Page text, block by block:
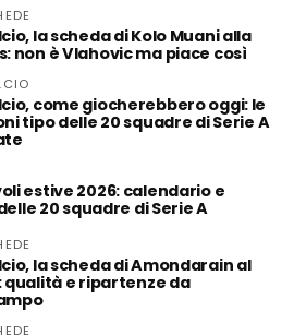
la scheda di Kolo Muani alla
non è Vlahovic ma piace così
come giocherebbero oggi: le
tipo delle 20 squadre di Serie A
estive 2026: calendario e
20 squadre di Serie A
la scheda di Amondarain al
qualità e ripartenze da